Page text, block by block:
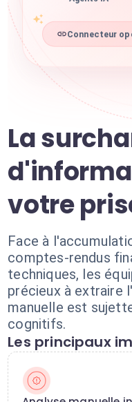
Connecteur
La
votre
Face à
comptes-rendus
techniques, les
précieux à extraire
manuelle est
cognitifs.
Les principaux